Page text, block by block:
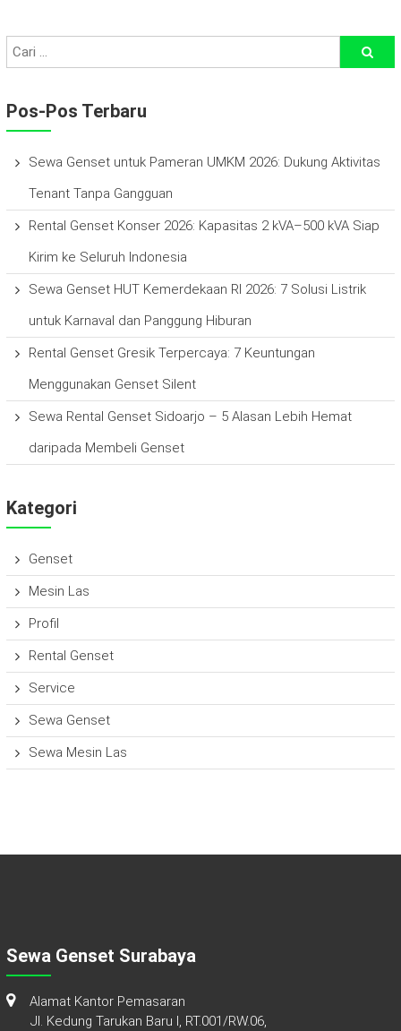
Pos-Pos Terbaru
Sewa Genset untuk Pameran UMKM 2026: Dukung Aktivitas
Tenant Tanpa Gangguan
Rental Genset Konser 2026: Kapasitas 2 kVA–500 kVA Siap
Kirim ke Seluruh Indonesia
Sewa Genset HUT Kemerdekaan RI 2026: 7 Solusi Listrik
untuk Karnaval dan Panggung Hiburan
Rental Genset Gresik Terpercaya: 7 Keuntungan
Menggunakan Genset Silent
Sewa Rental Genset Sidoarjo – 5 Alasan Lebih Hemat
daripada Membeli Genset
Kategori
Genset
Mesin Las
Profil
Rental Genset
Service
Sewa Genset
Sewa Mesin Las
Sewa Genset Surabaya
Alamat Kantor Pemasaran
Jl. Kedung Tarukan Baru I, RT.001/RW.06,